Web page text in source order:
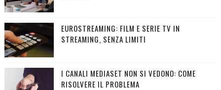
EUROSTREAMING: FILM E SERIE TV IN
STREAMING, SENZA LIMITI
I CANALI MEDIASET NON SI VEDONO: COME
RISOLVERE IL PROBLEMA